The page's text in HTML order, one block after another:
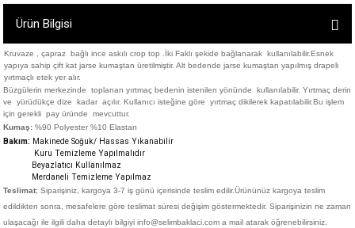
Ürün Bilgisi
Kruvaze , çapraz bağlı ince askılı crop top .İki Faklı şekide bağlanarak kullanılabilir.Esnek
yapıya sahip çift kat jarse kumaştan üretilmiştir. Alt bedende jarse kumaştan yapılmış drapeli
yırtmaçlı etek yer alır.
Büzgülerin merkezinde toplanan yırtmaç bedenin istenilen yönünde kullanılabilir. Yırtmaç derin
ve yürüdükçe dize kadar açılır. Kullanıcı isteğine göre yırtmaç dikilerek kapatılabilir.Bu işlem
için gerekli pay üründe mevcuttur.
Kumaş: %90 Polyester %10 Elastan
Bakım: Makinede Soğuk/ Hassas Yıkanabilir
Kuru Temizleme Yapılmalıdır
Beyazlatıcı Kullanılmaz
Merdaneli Temizleme Yapılmaz
Teslimat; Siparişiniz, kargoya 3-7 iş günü içerisinde teslim edilir.Ürününüz kargoya teslim
edildikten sonra, mesafelere göre teslimat süresi değişim göstermektedir. Siparişinizin ne zaman
ulaşacağı ile ilgili daha detaylı bilgiyi info@selimbaklaci.com a mail atarak öğrenebilirsiniz.